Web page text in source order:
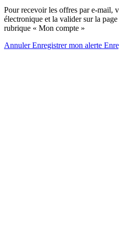
Pour recevoir les offres par e-mail,
électronique et la valider sur la page
rubrique « Mon compte »
AnnulerEnregistrer mon alerte